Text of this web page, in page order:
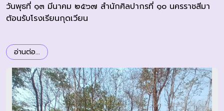
วันพุธที่ ๑๓ มีนาคม ๒๕๖๗ สำนักศิลปากรที่ ๑๐ นครราชสีมา
ต้อนรับโรงเรียนกุดเวียน
อ่านต่อ...